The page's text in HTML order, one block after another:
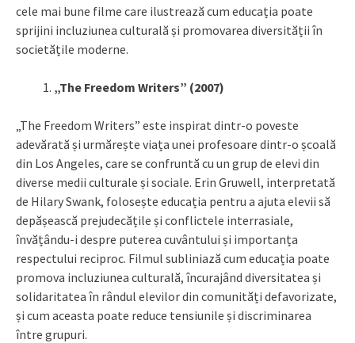
cele mai bune filme care ilustrează cum educația poate
sprijini incluziunea culturală și promovarea diversității în
societățile moderne.
„The Freedom Writers” (2007)
„The Freedom Writers” este inspirat dintr-o poveste
adevărată și urmărește viața unei profesoare dintr-o școală
din Los Angeles, care se confruntă cu un grup de elevi din
diverse medii culturale și sociale. Erin Gruwell, interpretată
de Hilary Swank, folosește educația pentru a ajuta elevii să
depășească prejudecățile și conflictele interrasiale,
învățându-i despre puterea cuvântului și importanța
respectului reciproc. Filmul subliniază cum educația poate
promova incluziunea culturală, încurajând diversitatea și
solidaritatea în rândul elevilor din comunități defavorizate,
și cum aceasta poate reduce tensiunile și discriminarea
între grupuri.